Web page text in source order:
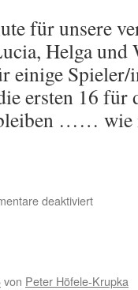
für unsere
Helga
einige Spieler/
ersten 16 für
…… wie
deaktiviertfür
Mixte
von Peter Höfele-Krupka